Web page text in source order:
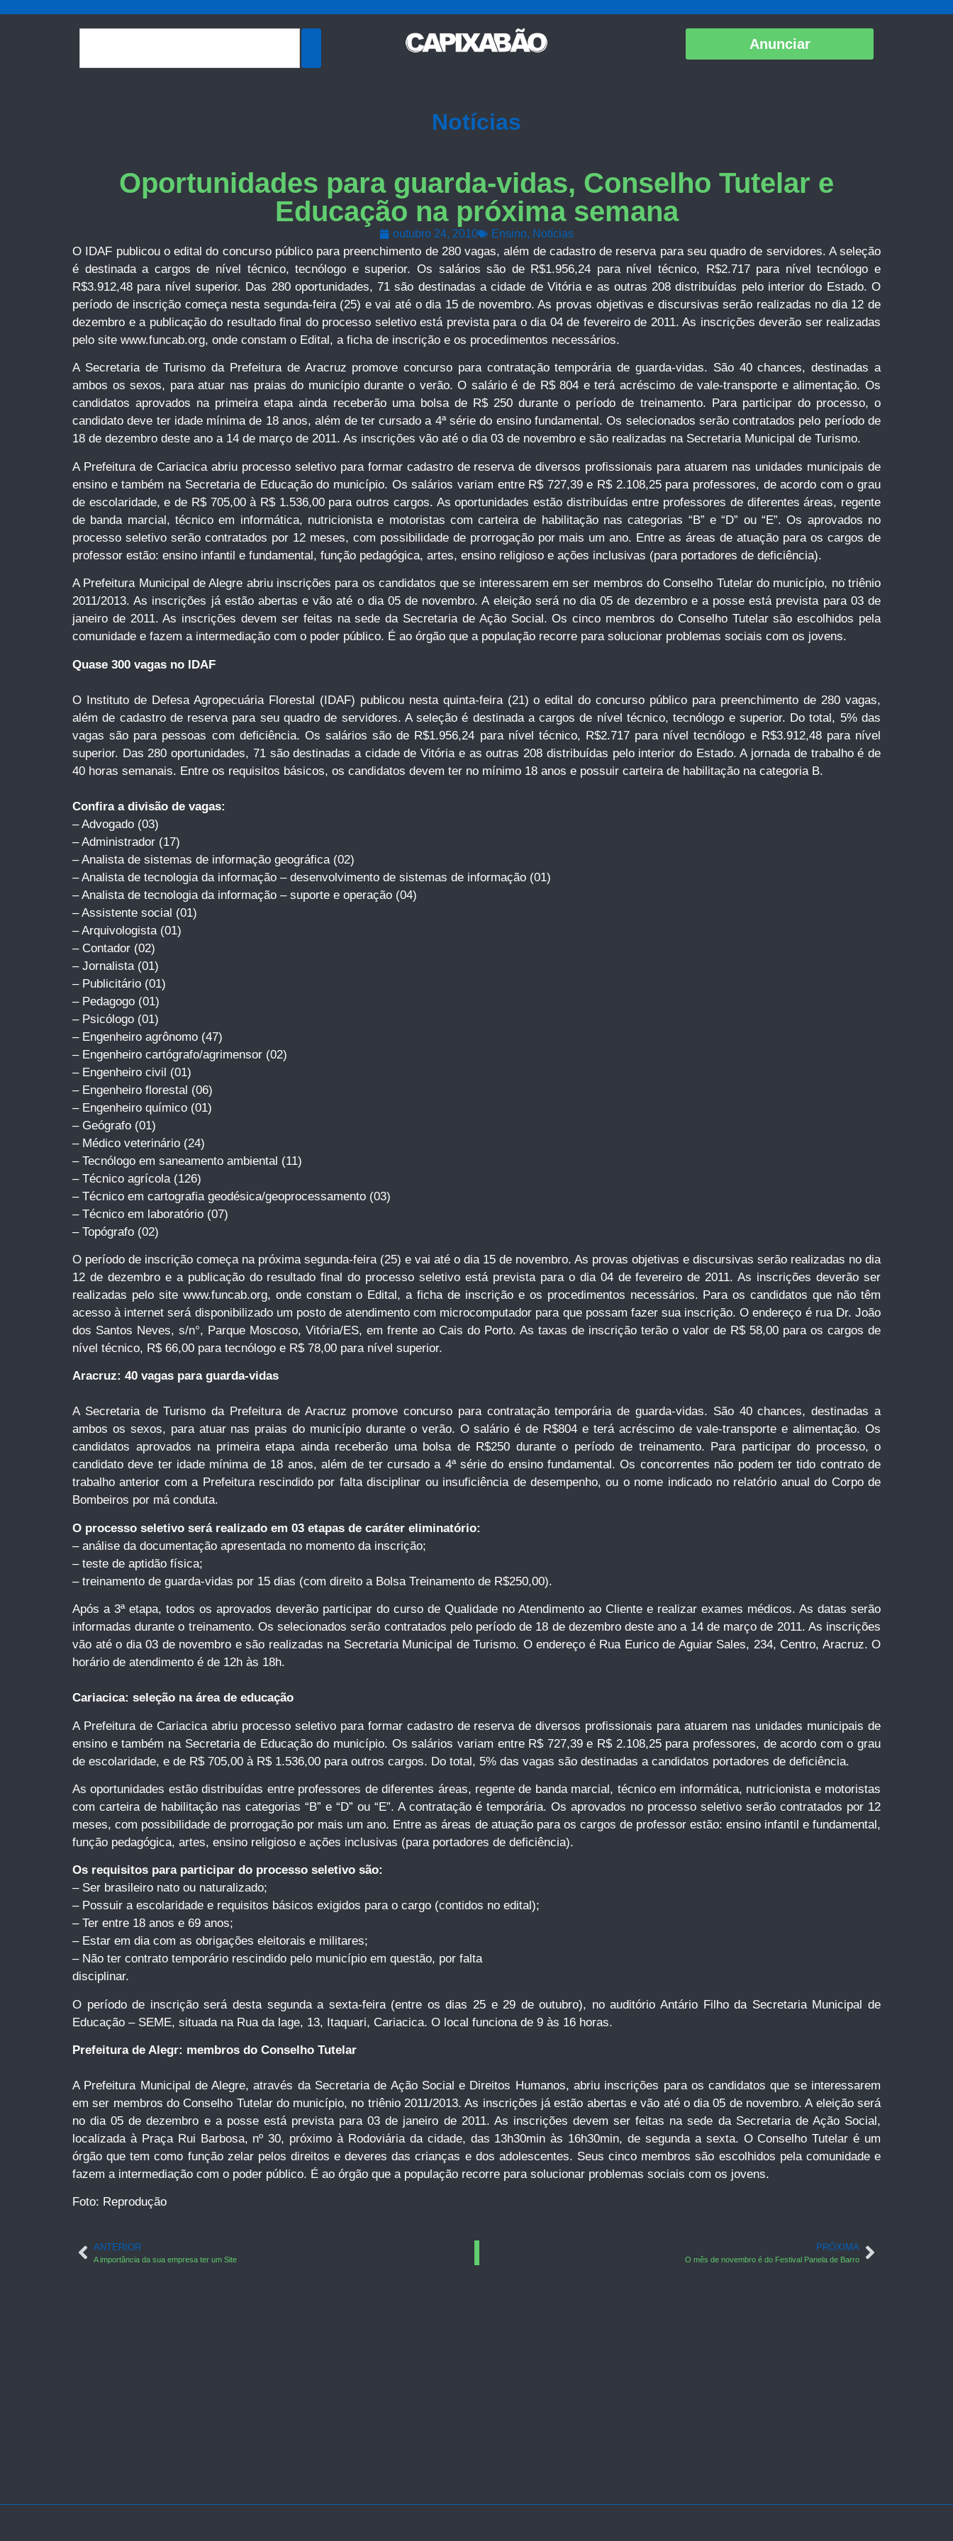
Anunciar
Notícias
Oportunidades para guarda-vidas, Conselho Tutelar e
Educação na próxima semana
outubro 24, 2010 Ensino, Notícias
O IDAF publicou o edital do concurso público para preenchimento de 280 vagas, além de cadastro de reserva para seu quadro de servidores. A seleção
é destinada a cargos de nível técnico, tecnólogo e superior. Os salários são de R$1.956,24 para nível técnico, R$2.717 para nível tecnólogo e
R$3.912,48 para nível superior. Das 280 oportunidades, 71 são destinadas a cidade de Vitória e as outras 208 distribuídas pelo interior do Estado. O
período de inscrição começa nesta segunda-feira (25) e vai até o dia 15 de novembro. As provas objetivas e discursivas serão realizadas no dia 12 de
dezembro e a publicação do resultado final do processo seletivo está prevista para o dia 04 de fevereiro de 2011. As inscrições deverão ser realizadas
pelo site www.funcab.org, onde constam o Edital, a ficha de inscrição e os procedimentos necessários.
A Secretaria de Turismo da Prefeitura de Aracruz promove concurso para contratação temporária de guarda-vidas. São 40 chances, destinadas a
ambos os sexos, para atuar nas praias do município durante o verão. O salário é de R$ 804 e terá acréscimo de vale-transporte e alimentação. Os
candidatos aprovados na primeira etapa ainda receberão uma bolsa de R$ 250 durante o período de treinamento. Para participar do processo, o
candidato deve ter idade mínima de 18 anos, além de ter cursado a 4ª série do ensino fundamental. Os selecionados serão contratados pelo período de
18 de dezembro deste ano a 14 de março de 2011. As inscrições vão até o dia 03 de novembro e são realizadas na Secretaria Municipal de Turismo.
A Prefeitura de Cariacica abriu processo seletivo para formar cadastro de reserva de diversos profissionais para atuarem nas unidades municipais de
ensino e também na Secretaria de Educação do município. Os salários variam entre R$ 727,39 e R$ 2.108,25 para professores, de acordo com o grau
de escolaridade, e de R$ 705,00 à R$ 1.536,00 para outros cargos. As oportunidades estão distribuídas entre professores de diferentes áreas, regente
de banda marcial, técnico em informática, nutricionista e motoristas com carteira de habilitação nas categorias “B” e “D” ou “E”. Os aprovados no
processo seletivo serão contratados por 12 meses, com possibilidade de prorrogação por mais um ano. Entre as áreas de atuação para os cargos de
professor estão: ensino infantil e fundamental, função pedagógica, artes, ensino religioso e ações inclusivas (para portadores de deficiência).
A Prefeitura Municipal de Alegre abriu inscrições para os candidatos que se interessarem em ser membros do Conselho Tutelar do município, no triênio
2011/2013. As inscrições já estão abertas e vão até o dia 05 de novembro. A eleição será no dia 05 de dezembro e a posse está prevista para 03 de
janeiro de 2011. As inscrições devem ser feitas na sede da Secretaria de Ação Social. Os cinco membros do Conselho Tutelar são escolhidos pela
comunidade e fazem a intermediação com o poder público. É ao órgão que a população recorre para solucionar problemas sociais com os jovens.
Quase 300 vagas no IDAF
O Instituto de Defesa Agropecuária Florestal (IDAF) publicou nesta quinta-feira (21) o edital do concurso público para preenchimento de 280 vagas,
além de cadastro de reserva para seu quadro de servidores. A seleção é destinada a cargos de nível técnico, tecnólogo e superior. Do total, 5% das
vagas são para pessoas com deficiência. Os salários são de R$1.956,24 para nível técnico, R$2.717 para nível tecnólogo e R$3.912,48 para nível
superior. Das 280 oportunidades, 71 são destinadas a cidade de Vitória e as outras 208 distribuídas pelo interior do Estado. A jornada de trabalho é de
40 horas semanais. Entre os requisitos básicos, os candidatos devem ter no mínimo 18 anos e possuir carteira de habilitação na categoria B.
Confira a divisão de vagas:
– Advogado (03)
– Administrador (17)
– Analista de sistemas de informação geográfica (02)
– Analista de tecnologia da informação – desenvolvimento de sistemas de informação (01)
– Analista de tecnologia da informação – suporte e operação (04)
– Assistente social (01)
– Arquivologista (01)
– Contador (02)
– Jornalista (01)
– Publicitário (01)
– Pedagogo (01)
– Psicólogo (01)
– Engenheiro agrônomo (47)
– Engenheiro cartógrafo/agrimensor (02)
– Engenheiro civil (01)
– Engenheiro florestal (06)
– Engenheiro químico (01)
– Geógrafo (01)
– Médico veterinário (24)
– Tecnólogo em saneamento ambiental (11)
– Técnico agrícola (126)
– Técnico em cartografia geodésica/geoprocessamento (03)
– Técnico em laboratório (07)
– Topógrafo (02)
O período de inscrição começa na próxima segunda-feira (25) e vai até o dia 15 de novembro. As provas objetivas e discursivas serão realizadas no dia
12 de dezembro e a publicação do resultado final do processo seletivo está prevista para o dia 04 de fevereiro de 2011. As inscrições deverão ser
realizadas pelo site www.funcab.org, onde constam o Edital, a ficha de inscrição e os procedimentos necessários. Para os candidatos que não têm
acesso à internet será disponibilizado um posto de atendimento com microcomputador para que possam fazer sua inscrição. O endereço é rua Dr. João
dos Santos Neves, s/n°, Parque Moscoso, Vitória/ES, em frente ao Cais do Porto. As taxas de inscrição terão o valor de R$ 58,00 para os cargos de
nível técnico, R$ 66,00 para tecnólogo e R$ 78,00 para nível superior.
Aracruz: 40 vagas para guarda-vidas
A Secretaria de Turismo da Prefeitura de Aracruz promove concurso para contratação temporária de guarda-vidas. São 40 chances, destinadas a
ambos os sexos, para atuar nas praias do município durante o verão. O salário é de R$804 e terá acréscimo de vale-transporte e alimentação. Os
candidatos aprovados na primeira etapa ainda receberão uma bolsa de R$250 durante o período de treinamento. Para participar do processo, o
candidato deve ter idade mínima de 18 anos, além de ter cursado a 4ª série do ensino fundamental. Os concorrentes não podem ter tido contrato de
trabalho anterior com a Prefeitura rescindido por falta disciplinar ou insuficiência de desempenho, ou o nome indicado no relatório anual do Corpo de
Bombeiros por má conduta.
O processo seletivo será realizado em 03 etapas de caráter eliminatório:
– análise da documentação apresentada no momento da inscrição;
– teste de aptidão física;
– treinamento de guarda-vidas por 15 dias (com direito a Bolsa Treinamento de R$250,00).
Após a 3ª etapa, todos os aprovados deverão participar do curso de Qualidade no Atendimento ao Cliente e realizar exames médicos. As datas serão
informadas durante o treinamento. Os selecionados serão contratados pelo período de 18 de dezembro deste ano a 14 de março de 2011. As inscrições
vão até o dia 03 de novembro e são realizadas na Secretaria Municipal de Turismo. O endereço é Rua Eurico de Aguiar Sales, 234, Centro, Aracruz. O
horário de atendimento é de 12h às 18h.
Cariacica: seleção na área de educação
A Prefeitura de Cariacica abriu processo seletivo para formar cadastro de reserva de diversos profissionais para atuarem nas unidades municipais de
ensino e também na Secretaria de Educação do município. Os salários variam entre R$ 727,39 e R$ 2.108,25 para professores, de acordo com o grau
de escolaridade, e de R$ 705,00 à R$ 1.536,00 para outros cargos. Do total, 5% das vagas são destinadas a candidatos portadores de deficiência.
As oportunidades estão distribuídas entre professores de diferentes áreas, regente de banda marcial, técnico em informática, nutricionista e motoristas
com carteira de habilitação nas categorias “B” e “D” ou “E”. A contratação é temporária. Os aprovados no processo seletivo serão contratados por 12
meses, com possibilidade de prorrogação por mais um ano. Entre as áreas de atuação para os cargos de professor estão: ensino infantil e fundamental,
função pedagógica, artes, ensino religioso e ações inclusivas (para portadores de deficiência).
Os requisitos para participar do processo seletivo são:
– Ser brasileiro nato ou naturalizado;
– Possuir a escolaridade e requisitos básicos exigidos para o cargo (contidos no edital);
– Ter entre 18 anos e 69 anos;
– Estar em dia com as obrigações eleitorais e militares;
– Não ter contrato temporário rescindido pelo município em questão, por falta
disciplinar.
O período de inscrição será desta segunda a sexta-feira (entre os dias 25 e 29 de outubro), no auditório Antário Filho da Secretaria Municipal de
Educação – SEME, situada na Rua da lage, 13, Itaquari, Cariacica. O local funciona de 9 às 16 horas.
Prefeitura de Alegr: membros do Conselho Tutelar
A Prefeitura Municipal de Alegre, através da Secretaria de Ação Social e Direitos Humanos, abriu inscrições para os candidatos que se interessarem
em ser membros do Conselho Tutelar do município, no triênio 2011/2013. As inscrições já estão abertas e vão até o dia 05 de novembro. A eleição será
no dia 05 de dezembro e a posse está prevista para 03 de janeiro de 2011. As inscrições devem ser feitas na sede da Secretaria de Ação Social,
localizada à Praça Rui Barbosa, nº 30, próximo à Rodoviária da cidade, das 13h30min às 16h30min, de segunda a sexta. O Conselho Tutelar é um
órgão que tem como função zelar pelos direitos e deveres das crianças e dos adolescentes. Seus cinco membros são escolhidos pela comunidade e
fazem a intermediação com o poder público. É ao órgão que a população recorre para solucionar problemas sociais com os jovens.
Foto: Reprodução
ANTERIOR
A importância da sua empresa ter um Site
PRÓXIMA
O mês de novembro é do Festival Panela de Barro